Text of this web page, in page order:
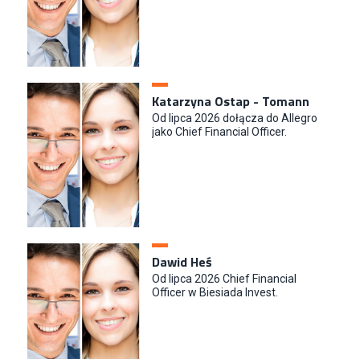
Katarzyna Ostap - Tomann
Od lipca 2026 dołącza do Allegro
jako Chief Financial Officer.
Dawid Heś
Od lipca 2026 Chief Financial
Officer w Biesiada Invest.